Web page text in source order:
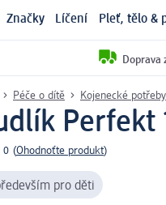
Značky Líčení Pleť, tělo &
Doprava
Péče o dítě Kojenecké potřeby
Perfekt
0 (Ohodnoťte produkt)
pro děti